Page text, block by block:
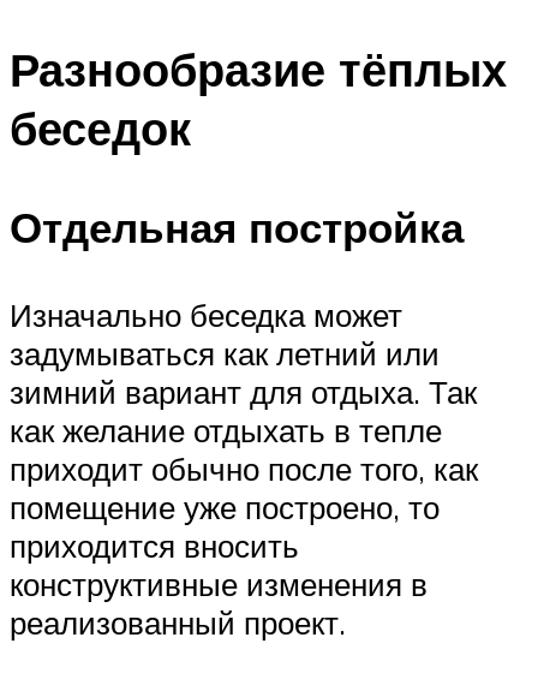
Разнообразие тёплых
беседок
Отдельная постройка
Изначально беседка может
задумываться как летний или
зимний вариант для отдыха. Так
как желание отдыхать в тепле
приходит обычно после того, как
помещение уже построено, то
приходится вносить
конструктивные изменения в
реализованный проект.